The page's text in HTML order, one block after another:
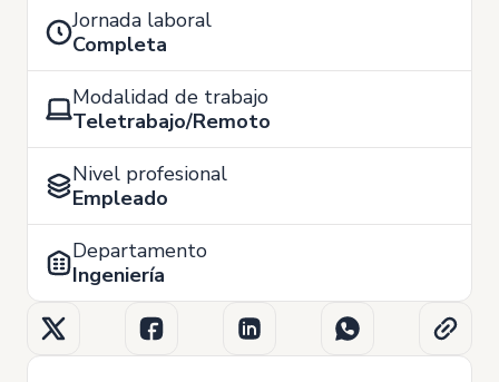
Jornada laboral
Completa
Modalidad de trabajo
Teletrabajo/Remoto
Nivel profesional
Empleado
Departamento
Ingeniería